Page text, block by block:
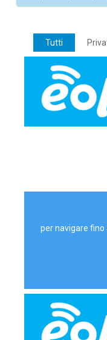
Tutti
per navigare